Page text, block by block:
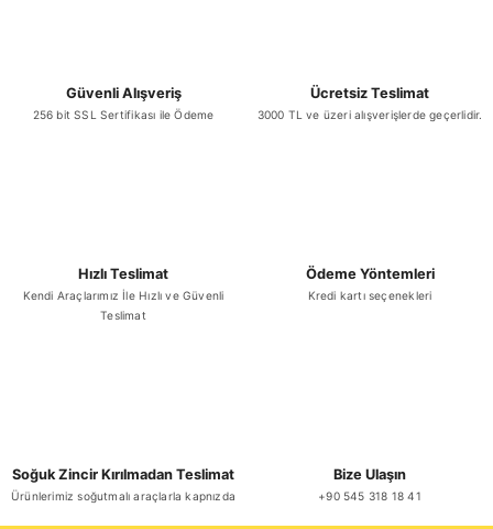
Güvenli Alışveriş
256 bit SSL Sertifikası ile Ödeme
Ücretsiz Teslimat
3000 TL ve üzeri alışverişlerde geçerlidir.
Hızlı Teslimat
Kendi Araçlarımız İle Hızlı ve Güvenli
Teslimat
Ödeme Yöntemleri
Kredi kartı seçenekleri
Soğuk Zincir Kırılmadan Teslimat
Ürünlerimiz soğutmalı araçlarla kapnızda
Bize Ulaşın
+90 545 318 18 41